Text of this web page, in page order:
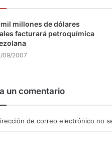
millones de dólares
facturará petroquímica
09/2007
un comentario
de correo electrónico no